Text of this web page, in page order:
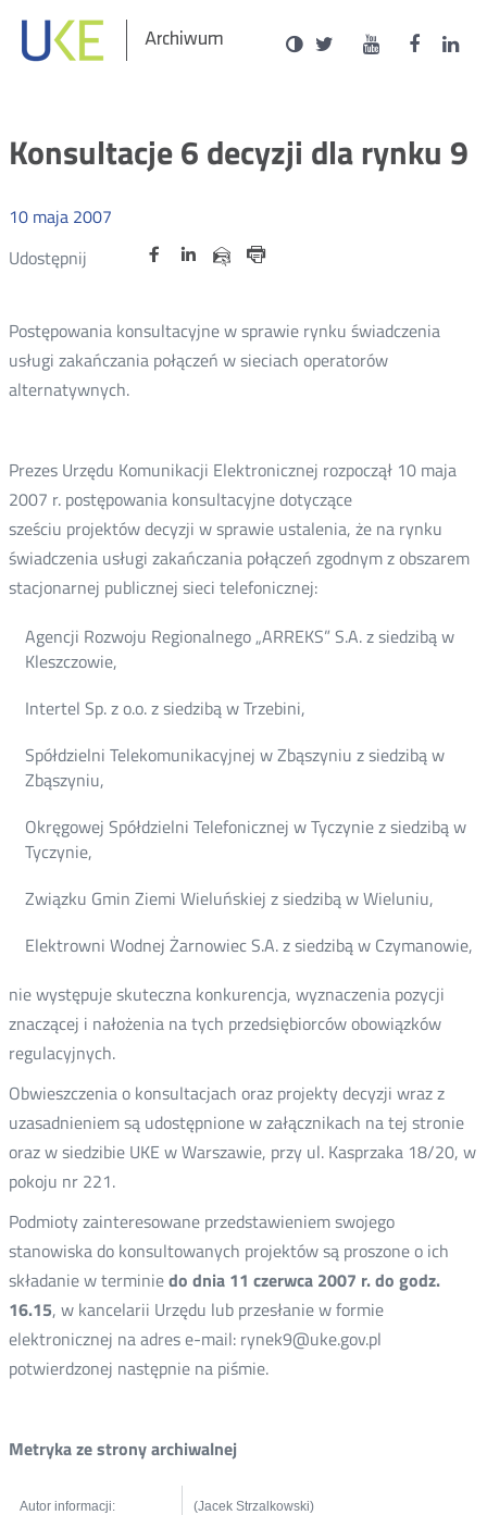
Archiwum Ustawienia
Wersja
Social
Media
UKE
Otwórz
UKE
OtwórzUKE
Konsultacje 6 decyzji dla rynku 9
10 maja 2007
Udostępnij
Udostępnij
Otwórz Udostępnij
na
OtwórzUdostępnij
na
OtwórzUdostępnij
przez
Postępowania konsultacyjne w sprawie rynku świadczenia
usługi zakańczania połączeń w sieciach operatorów
alternatywnych.
Prezes Urzędu Komunikacji Elektronicznej rozpoczął 10 maja
2007 r. postępowania konsultacyjne dotyczące
sześciu projektów decyzji w sprawie ustalenia, że na rynku
świadczenia usługi zakańczania połączeń zgodnym z obszarem
stacjonarnej publicznej sieci telefonicznej:
Agencji Rozwoju Regionalnego „ARREKS” S.A. z siedzibą w
Kleszczowie,
Intertel Sp. z o.o. z siedzibą w Trzebini,
Spółdzielni Telekomunikacyjnej w Zbąszyniu z siedzibą w
Zbąszyniu,
Okręgowej Spółdzielni Telefonicznej w Tyczynie z siedzibą w
Tyczynie,
Związku Gmin Ziemi Wieluńskiej z siedzibą w Wieluniu,
Elektrowni Wodnej Żarnowiec S.A. z siedzibą w Czymanowie,
nie występuje skuteczna konkurencja, wyznaczenia pozycji
znaczącej i nałożenia na tych przedsiębiorców obowiązków
regulacyjnych.
Obwieszczenia o konsultacjach oraz projekty decyzji wraz z
uzasadnieniem są udostępnione w załącznikach na tej stronie
oraz w siedzibie UKE w Warszawie, przy ul. Kasprzaka 18/20, w
pokoju nr 221.
Podmioty zainteresowane przedstawieniem swojego
stanowiska do konsultowanych projektów są proszone o ich
składanie w terminiedo dnia 11 czerwca 2007 r. do godz.
16.15, w kancelarii Urzędu lub przesłanie w formie
elektronicznej na adres e-mail: rynek9@uke.gov.pl
potwierdzonej następnie na piśmie.
Metryka ze strony archiwalnej
Autor informacji: (Jacek Strzalkowski)